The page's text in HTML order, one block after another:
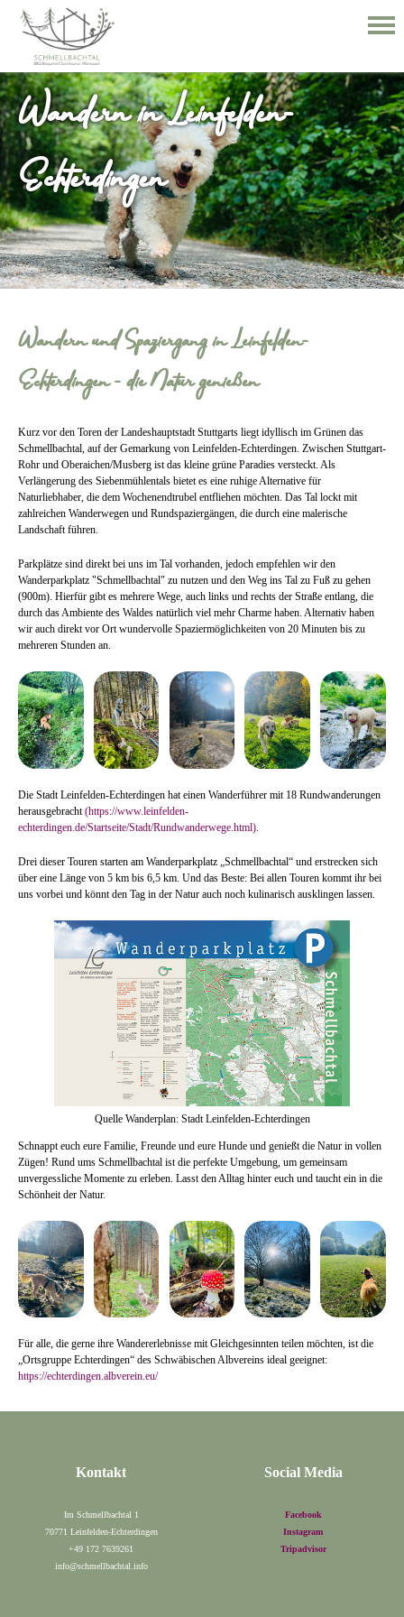
Wandern in Leinfelden-
Echterdingen
Wandern und Spaziergang in Leinfelden-
Echterdingen - die Natur genießen
Kurz vor den Toren der Landeshauptstadt Stuttgarts liegt idyllisch im Grünen das
Schmellbachtal, auf der Gemarkung von Leinfelden-Echterdingen. Zwischen Stuttgart-
Rohr und Oberaichen/Musberg ist das kleine grüne Paradies versteckt. Als
Verlängerung des Siebenmühlentals bietet es eine ruhige Alternative für
Naturliebhaber, die dem Wochenendtrubel entfliehen möchten. Das Tal lockt mit
zahlreichen Wanderwegen und Rundspaziergängen, die durch eine malerische
Landschaft führen.
Parkplätze sind direkt bei uns im Tal vorhanden, jedoch empfehlen wir den
Wanderparkplatz "Schmellbachtal" zu nutzen und den Weg ins Tal zu Fuß zu gehen
(900m). Hierfür gibt es mehrere Wege, auch links und rechts der Straße entlang, die
durch das Ambiente des Waldes natürlich viel mehr Charme haben. Alternativ haben
wir auch direkt vor Ort wundervolle Spaziermöglichkeiten von 20 Minuten bis zu
mehreren Stunden an.
Die Stadt Leinfelden-Echterdingen hat einen Wanderführer mit 18 Rundwanderungen
herausgebracht (https://www.leinfelden-
echterdingen.de/Startseite/Stadt/Rundwanderwege.html)
Drei dieser Touren starten am Wanderparkplatz „Schmellbachtal“ und erstrecken sich
über eine Länge von 5 km bis 6,5 km. Und das Beste: Bei allen Touren kommt ihr bei
uns vorbei und könnt den Tag in der Natur auch noch kulinarisch ausklingen lassen.
Quelle Wanderplan: Stadt Leinfelden-Echterdingen
Schnappt euch eure Familie, Freunde und eure Hunde und genießt die Natur in vollen
Zügen! Rund ums Schmellbachtal ist die perfekte Umgebung, um gemeinsam
unvergessliche Momente zu erleben. Lasst den Alltag hinter euch und taucht ein in die
Schönheit der Natur.
Für alle, die gerne ihre Wandererlebnisse mit Gleichgesinnten teilen möchten, ist die
„Ortsgruppe Echterdingen“ des Schwäbischen Albvereins ideal geeignet:
https://echterdingen.albverein.eu/
Kontakt
Im Schmellbachtal 1
70771 Leinfelden-Echterdingen
+49 172 7639261
info@schmellbachtal.info
Social Media
Facebook
Instagram
Tripadvisor